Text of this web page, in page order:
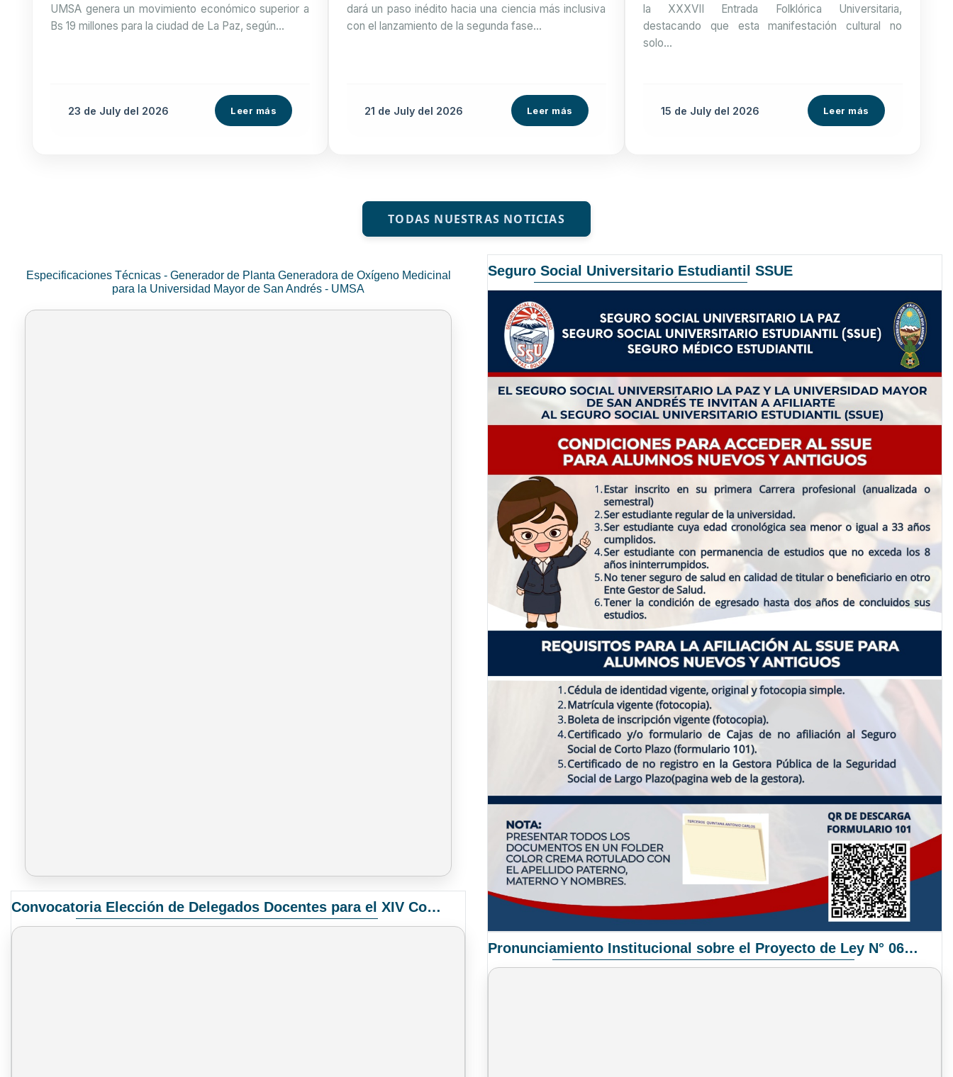
UMSA genera un movimiento económico superior a
Bs 19 millones para la ciudad de La Paz, según...
23 de July del 2026 Leer más
dará un paso inédito hacia una ciencia más inclusiva
con el lanzamiento de la segunda fase...
21 de July del 2026 Leer más
la XXXVII Entrada Folklórica Universitaria,
destacando que esta manifestación cultural no
solo...
15 de Julydel 2026 Leer más
TODAS NUESTRAS NOTICIAS
Especificaciones Técnicas - Generador de Planta Generadora de Oxígeno Medicinal
para la Universidad Mayor de San Andrés - UMSA
Convocatoria Elección de Delegados Docentes para el XIV Congreso Nacional de Universidades
Seguro Social Universitario Estudiantil SSUE
Pronunciamiento Institucional sobre el Proyecto de Ley N° 068/2025-2026 C.S.